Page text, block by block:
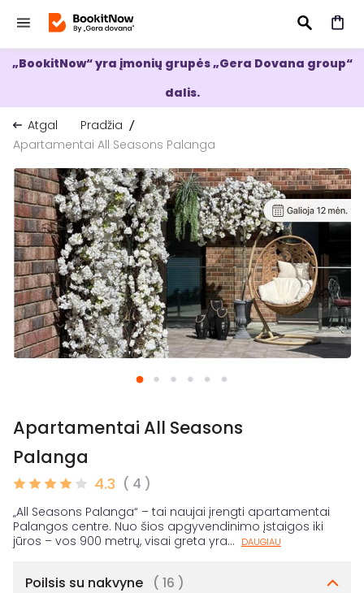
IEŠKOTI
„BookitNow“ yra įmonių grupės „Gera Dovana group“
dalis.
Atgal
Pradžia
Apartamentai All Seasons Palanga
Apartamentai All Seasons
Palanga
4.3 ( 4 )
„All Seasons Palanga“ – tai naujai įrengti apartamentai
Palangos centre. Nuo šios apgyvendinimo įstaigos iki
jūros – vos 900 metrų, visai greta yra... DAUGIAU
Poilsis su nakvyne ( 16 )